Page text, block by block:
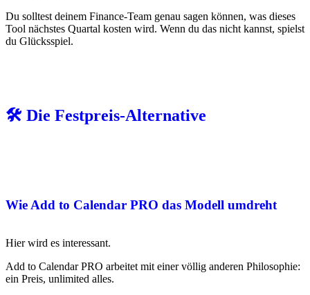
Du solltest deinem Finance-Team genau sagen können, was dieses
Tool nächstes Quartal kosten wird. Wenn du das nicht kannst, spielst
du Glücksspiel.
🛠️ Die Festpreis-Alternative
Wie Add to Calendar PRO das Modell umdreht
Hier wird es interessant.
Add to Calendar PRO arbeitet mit einer völlig anderen Philosophie:
ein Preis, unlimited alles.